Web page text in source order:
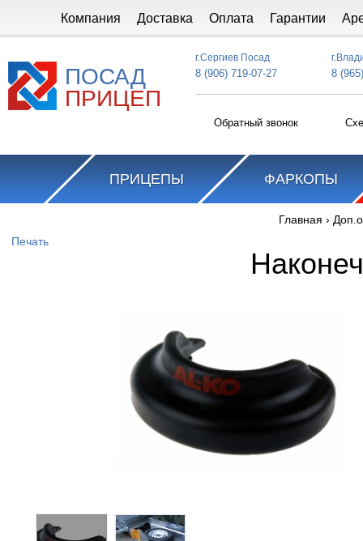
Компания Доставка Оплата Гарантии
ПОСАД
ПРИЦЕП
г.Сергиев Посад
8 (906) 719-07-27 8
Обратный звонок
ПРИЦЕПЫ ФАРКОПЫ
Главная ›
Печать